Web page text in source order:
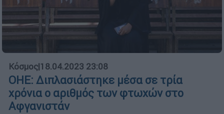
Κόσμος|18.04.2023 23:08
ΟΗΕ: Διπλασιάστηκε μέσα σε τρία
χρόνια ο αριθμός των φτωχών στο
Αφγανιστάν